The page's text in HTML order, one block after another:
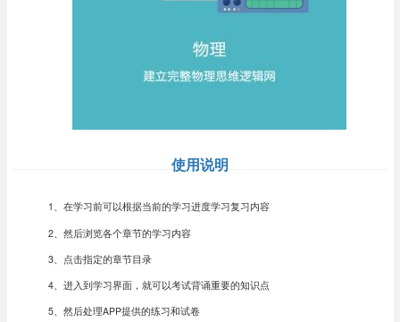
使用说明
1、在学习前可以根据当前的学习进度学习复习内容
2、然后浏览各个章节的学习内容
3、点击指定的章节目录
4、进入到学习界面，就可以考试背诵重要的知识点
5、然后处理APP提供的练习和试卷